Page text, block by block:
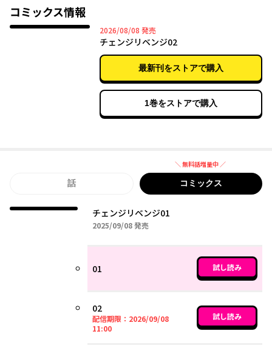
コミックス情報
2026/08/08 2026年08月08日
発売
チェンジリベンジ02
最新刊をストアで購入
1巻をストアで購入
＼ 無料話増量中 ／
話 無料話増量中
コミックス
チェンジリベンジ01
2025/09/082025年09月08日
発売
01 試し読み
02
配信期限： 2026/09/08
11:002026年09月08日 11時00分
試し読み